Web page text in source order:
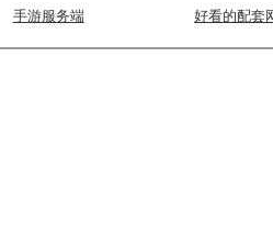
手游服务端
好看的配套